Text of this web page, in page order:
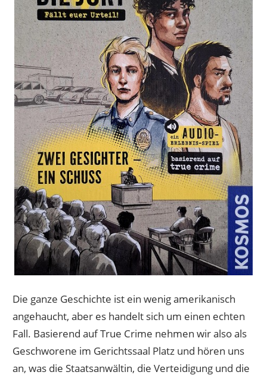
Die ganze Geschichte ist ein wenig amerikanisch
angehaucht, aber es handelt sich um einen echten
Fall. Basierend auf True Crime nehmen wir also als
Geschworene im Gerichtssaal Platz und hören uns
an, was die Staatsanwältin, die Verteidigung und die